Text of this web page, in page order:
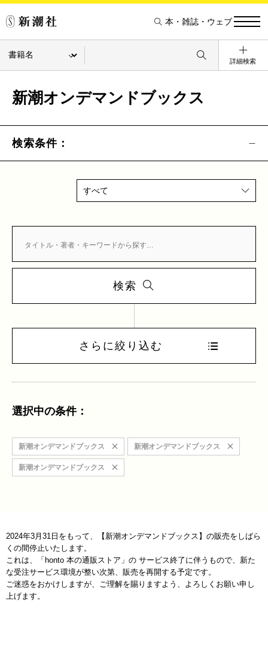
本・雑誌・ウェブ
詳細検索
新潮オンデマンドブックス
検索条件：
すべて
検索
さらに絞り込む
選択中の条件：
新潮オンデマンドブックス 新潮オンデマンドブックス
新潮オンデマンドブックス
2024年3月31日をもって、【新潮オンデマンドブックス】の販売をしばら
くの間停止いたします。
これは、「honto 本の通販ストア」の サービス終了に伴うもので、新た
な受注サービス環境が整い次第、販売を再開する予定です。
ご迷惑をおかけしますが、ご理解を賜りますよう、よろしくお願い申し
上げます。